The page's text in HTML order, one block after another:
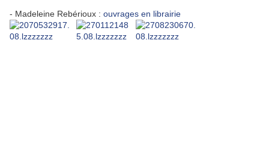
- Madeleine Rebérioux : ouvrages en librairie